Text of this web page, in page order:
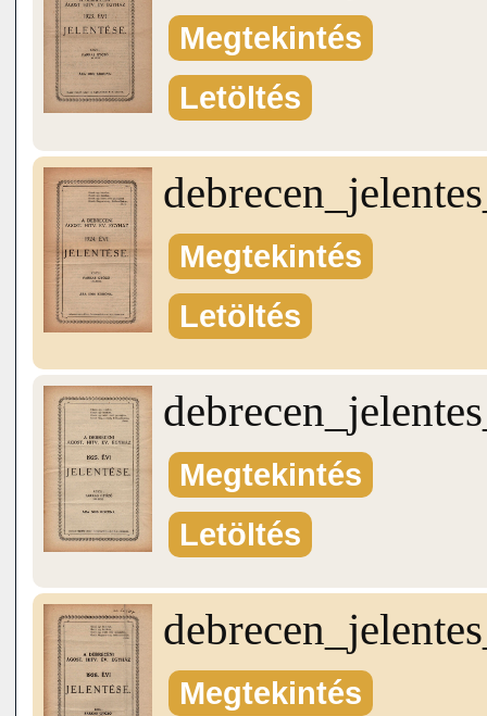
Megtekintés
Letöltés
Megtekintés
Letöltés
Megtekintés
Letöltés
Megtekintés